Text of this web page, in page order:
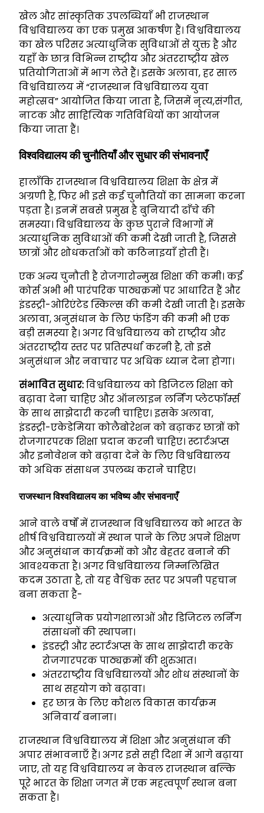
खेल और सांस्कृतिक उपलब्धियाँ भी राजस्थान
विश्वविद्यालय का एक प्रमुख आकर्षण हैं। विश्वविद्यालय
का खेल परिसर अत्याधुनिक सुविधाओं से युक्त है और
यहाँ के छात्र विभिन्न राष्ट्रीय और अंतरराष्ट्रीय खेल
प्रतियोगिताओं में भाग लेते हैं। इसके अलावा, हर साल
विश्वविद्यालय में “राजस्थान विश्वविद्यालय युवा
महोत्सव” आयोजित किया जाता है, जिसमें नृत्य,संगीत,
नाटक और साहित्यिक गतिविधियों का आयोजन
किया जाता हैं।
विश्वविद्यालय की चुनौतियाँ और सुधार की संभावनाएँ
हालाँकि राजस्थान विश्वविद्यालय शिक्षा के क्षेत्र में
अग्रणी है, फिर भी इसे कई चुनौतियों का सामना करना
पड़ता है। इनमें सबसे प्रमुख है बुनियादी ढाँचे की
समस्या। विश्वविद्यालय के कुछ पुराने विभागों में
अत्याधुनिक सुविधाओं की कमी देखी जाती है, जिससे
छात्रों और शोधकर्ताओं को कठिनाइयाँ होती हैं।
एक अन्य चुनौती है रोजगारोन्मुख शिक्षा की कमी। कई
कोर्स अभी भी पारंपरिक पाठ्यक्रमों पर आधारित हैं और
इंडस्ट्री-ओरिएंटेड स्किल्स की कमी देखी जाती है। इसके
अलावा, अनुसंधान के लिए फंडिंग की कमी भी एक
बड़ी समस्या है। अगर विश्वविद्यालय को राष्ट्रीय और
अंतरराष्ट्रीय स्तर पर प्रतिस्पर्धा करनी है, तो इसे
अनुसंधान और नवाचार पर अधिक ध्यान देना होगा।
संभावित सुधार:विश्वविद्यालय को डिजिटल शिक्षा को
बढ़ावा देना चाहिए और ऑनलाइन लर्निंग प्लेटफॉर्म्स
के साथ साझेदारी करनी चाहिए। इसके अलावा,
इंडस्ट्री-एकेडेमिया कोलैबोरेशन को बढ़ाकर छात्रों को
रोजगारपरक शिक्षा प्रदान करनी चाहिए। स्टार्टअप्स
और इनोवेशन को बढ़ावा देने के लिए विश्वविद्यालय
को अधिक संसाधन उपलब्ध कराने चाहिए।
राजस्थान विश्वविद्यालय का भविष्य और संभावनाएँ
आने वाले वर्षों में राजस्थान विश्वविद्यालय को भारत के
शीर्ष विश्वविद्यालयों में स्थान पाने के लिए अपने शिक्षण
और अनुसंधान कार्यक्रमों को और बेहतर बनाने की
आवश्यकता है। अगर विश्वविद्यालय निम्नलिखित
कदम उठाता है, तो यह वैश्विक स्तर पर अपनी पहचान
बना सकता है-
अत्याधुनिक प्रयोगशालाओं और डिजिटल लर्निंग
संसाधनों की स्थापना।
इंडस्ट्री और स्टार्टअप्स के साथ साझेदारी करके
रोजगारपरक पाठ्यक्रमों की शुरुआत।
अंतरराष्ट्रीय विश्वविद्यालयों और शोध संस्थानों के
साथ सहयोग को बढ़ावा।
हर छात्र के लिए कौशल विकास कार्यक्रम
अनिवार्य बनाना।
राजस्थान विश्वविद्यालय में शिक्षा और अनुसंधान की
अपार संभावनाएँ हैं। अगर इसे सही दिशा में आगे बढ़ाया
जाए, तो यह विश्वविद्यालय न केवल राजस्थान बल्कि
पूरे भारत के शिक्षा जगत में एक महत्वपूर्ण स्थान बना
सकता है।